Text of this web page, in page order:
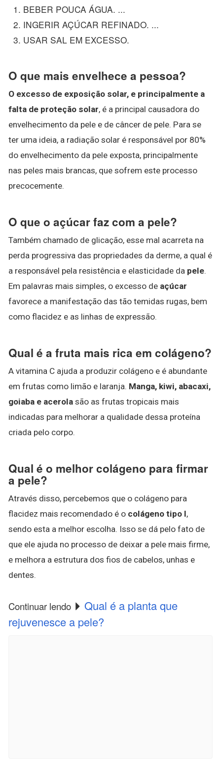
BEBER POUCA ÁGUA. ...
INGERIR AÇÚCAR REFINADO. ...
USAR SAL EM EXCESSO.
O que mais envelhece a pessoa?
O excesso de exposição solar, e principalmente a
falta de proteção solar, é a principal causadora do
envelhecimento da pele e de câncer de pele. Para se
ter uma ideia, a radiação solar é responsável por 80%
do envelhecimento da pele exposta, principalmente
nas peles mais brancas, que sofrem este processo
precocemente.
O que o açúcar faz com a pele?
Também chamado de glicação, esse mal acarreta na
perda progressiva das propriedades da derme, a qual é
a responsável pela resistência e elasticidade da pele.
Em palavras mais simples, o excesso de açúcar
favorece a manifestação das tão temidas rugas, bem
como flacidez e as linhas de expressão.
Qual é a fruta mais rica em colágeno?
A vitamina C ajuda a produzir colágeno e é abundante
em frutas como limão e laranja. Manga, kiwi, abacaxi,
goiaba e acerola são as frutas tropicais mais
indicadas para melhorar a qualidade dessa proteína
criada pelo corpo.
Qual é o melhor colágeno para firmar
a pele?
Através disso, percebemos que o colágeno para
flacidez mais recomendado é o colágeno tipo I,
sendo esta a melhor escolha. Isso se dá pelo fato de
que ele ajuda no processo de deixar a pele mais firme,
e melhora a estrutura dos fios de cabelos, unhas e
dentes.
Continuar lendo
Qual é a planta que
rejuvenesce a pele?